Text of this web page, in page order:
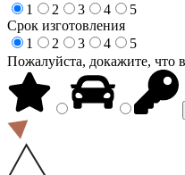
1
2 3 4
5
Срок изготовления
1
2 3 4
5
Пожалуйста, докажите, что